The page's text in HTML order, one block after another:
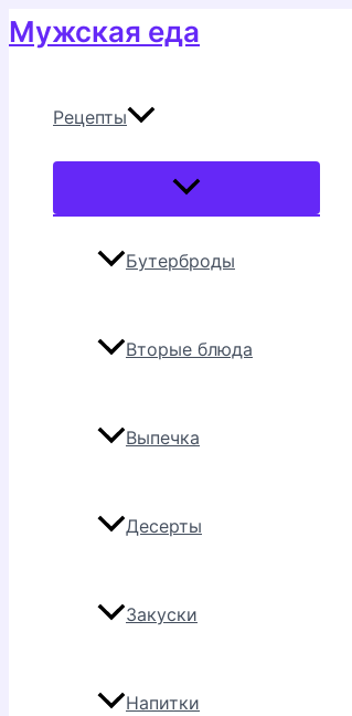
Перейти
к
Мужская еда
Рецепты
Переключатель
Бутерброды
Вторые блюда
Выпечка
Десерты
Закуски
Напитки